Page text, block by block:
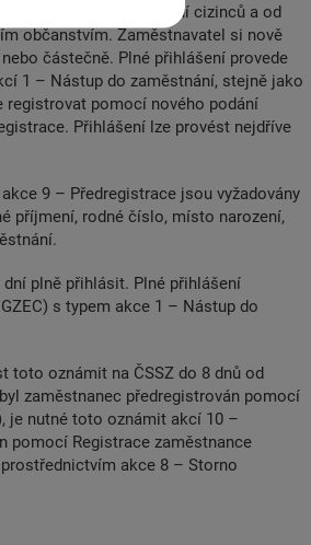
platí při zaměstnávání cizinců a od
občanstvím. Zaměstnavatel si nově
částečně. Plné přihlášení provede
1 – Nástup do zaměstnání, stejně jako
registrovat pomocí nového podání
Přihlášení lze provést nejdříve
9 – Předregistrace jsou vyžadovány
příjmení, rodné číslo, místo narození,
plně přihlásit. Plné přihlášení
s typem akce 1 – Nástup do
toto oznámit na ČSSZ do 8 dnů od
zaměstnanec předregistrován pomocí
je nutné toto oznámit akcí 10 –
pomocí Registrace zaměstnance
akce 8 – Storno